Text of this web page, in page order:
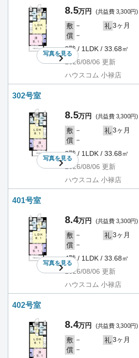
写真を見る
8.5万円 (共益費 3,300円)
敷 － 礼3ヶ月
償 －
3階 / 1LDK / 33.68㎡
2026/08/06 更新
ハウスコム 小禄店
302号室
写真を見る
8.5万円 (共益費 3,300円)
敷 － 礼3ヶ月
償 －
3階 / 1LDK / 33.68㎡
2026/08/06 更新
ハウスコム 小禄店
401号室
写真を見る
8.4万円 (共益費 3,300円)
敷 － 礼3ヶ月
償 －
4階 / 1LDK / 33.68㎡
2026/08/06 更新
ハウスコム 小禄店
402号室
8.4万円 (共益費 3,300円)
敷 － 礼3ヶ月
償 －